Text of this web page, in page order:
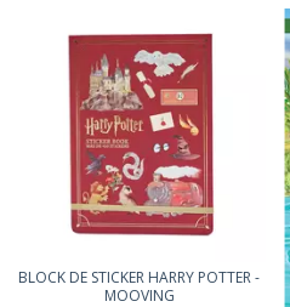
BLOCK DE STICKER HARRY POTTER -
MOOVING